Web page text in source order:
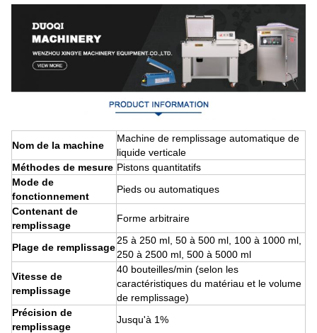
Nom de la machine
Machine de remplissage automatique de
liquide verticale
Méthodes de mesure Pistons quantitatifs
Mode de
fonctionnement
Pieds ou automatiques
Contenant de
remplissage
Forme arbitraire
Plage de remplissage
25 à 250 ml, 50 à 500 ml, 100 à 1000 ml,
250 à 2500 ml, 500 à 5000 ml
Vitesse de
remplissage
40 bouteilles/min (selon les
caractéristiques du matériau et le volume
de remplissage)
Précision de
remplissage
Jusqu'à 1%